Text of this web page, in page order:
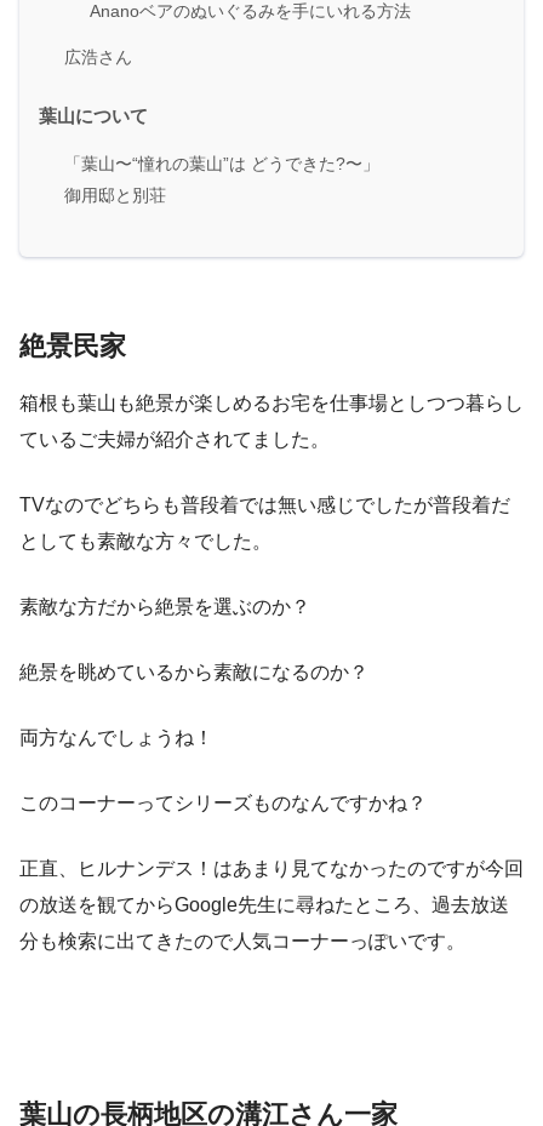
Ananoベアのぬいぐるみを手にいれる方法
広浩さん
葉山について
「葉山〜“憧れの葉山”は どうできた?〜」
御用邸と別荘
絶景民家
箱根も葉山も絶景が楽しめるお宅を仕事場としつつ暮らし
ているご夫婦が紹介されてました。
TVなのでどちらも普段着では無い感じでしたが普段着だ
としても素敵な方々でした。
素敵な方だから絶景を選ぶのか？
絶景を眺めているから素敵になるのか？
両方なんでしょうね！
このコーナーってシリーズものなんですかね？
正直、ヒルナンデス！はあまり見てなかったのですが今回
の放送を観てからGoogle先生に尋ねたところ、過去放送
分も検索に出てきたので人気コーナーっぽいです。
葉山の長柄地区の溝江さん一家